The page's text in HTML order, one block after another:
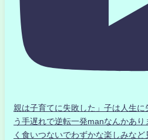
親は子育てに失敗した」子は人生に
う手遅れで逆転一発manなんかあ
く食いつないでわずかな楽しみな